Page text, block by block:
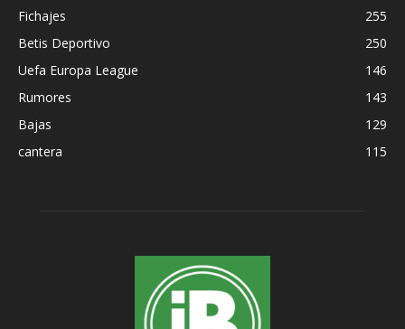
Fichajes
255
Betis Deportivo
250
Uefa Europa League
146
Rumores
143
Bajas
129
cantera
115